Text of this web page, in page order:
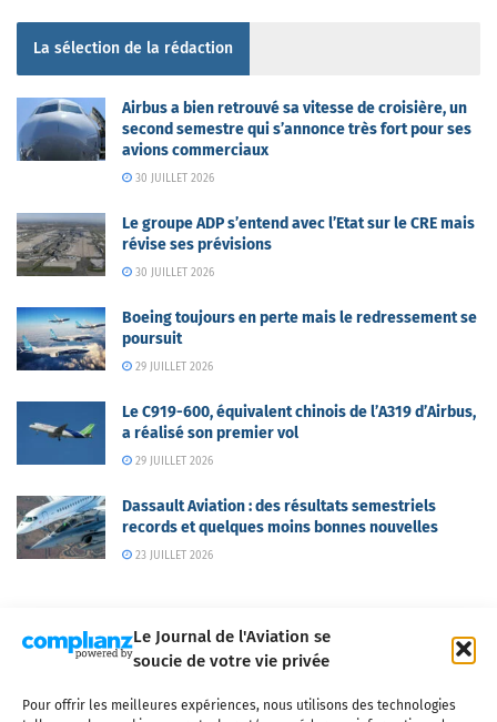
Le Journal de l'Aviation se
soucie de votre vie privée
Pour offrir les meilleures expériences, nous utilisons des technologies
La sélection de la rédaction
Airbus a bien retrouvé sa vitesse de croisière, un
second semestre qui s’annonce très fort pour ses
avions commerciaux
30 JUILLET 2026
Le groupe ADP s’entend avec l’Etat sur le CRE mais
révise ses prévisions
30 JUILLET 2026
Boeing toujours en perte mais le redressement se
poursuit
29 JUILLET 2026
Le C919-600, équivalent chinois de l’A319 d’Airbus,
a réalisé son premier vol
29 JUILLET 2026
Dassault Aviation : des résultats semestriels
records et quelques moins bonnes nouvelles
23 JUILLET 2026
Qui sommes-nous ? Nous contacter Partenaires